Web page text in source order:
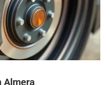
Almera